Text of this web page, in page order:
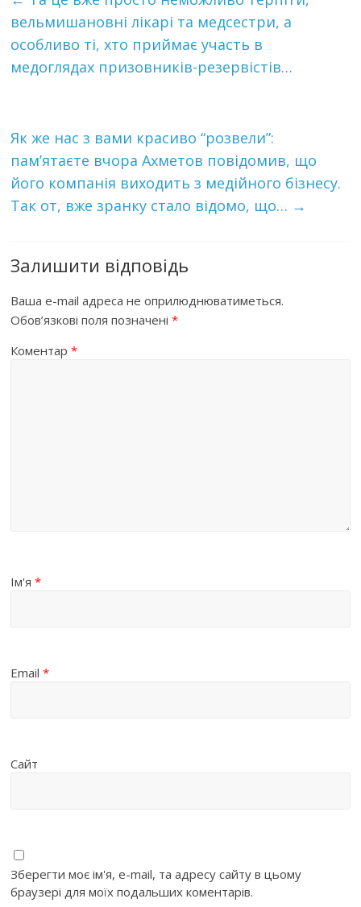
вельмишановні лікарі та медсестри, а
особливо ті, хто приймає участь в
медоглядах призовників-резервістів…
Як же нас з вами красиво “розвели”:
пам’ятаєте вчора Ахметов повідомив, що
його компанія виходить з медійного бізнесу.
Так от, вже зранку стало відомо, що… →
Залишити відповідь
Ваша e-mail адреса не оприлюднюватиметься.
Обов’язкові поля позначені*
Коментар*
Ім'я*
Email*
Сайт
Зберегти моє ім'я, e-mail, та адресу сайту в цьому
браузері для моїх подальших коментарів.